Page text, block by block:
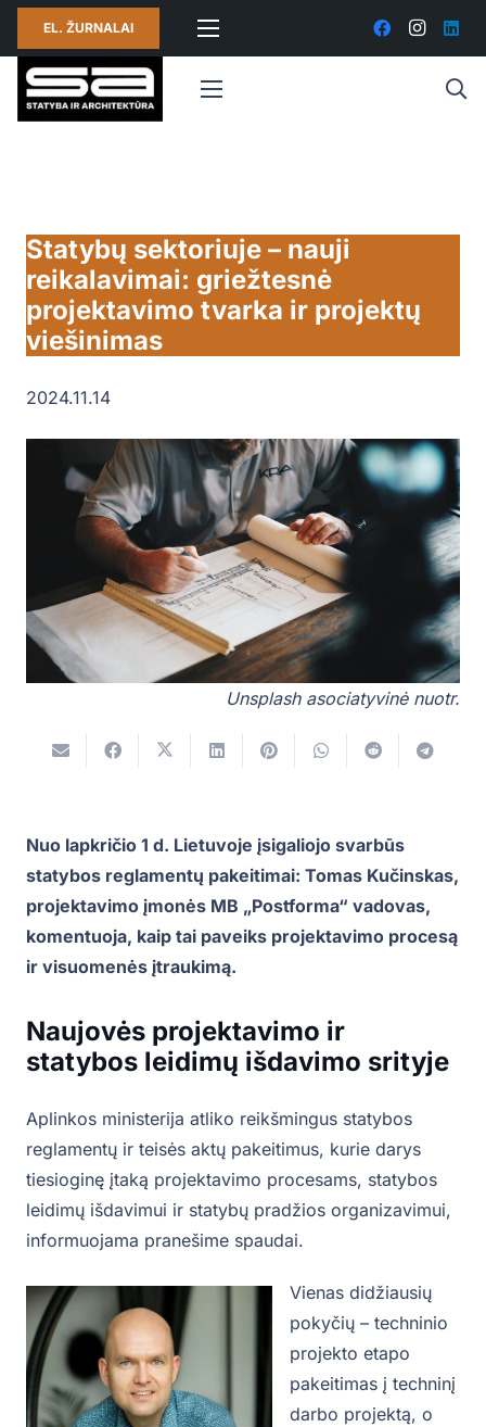
EL. ŽURNALAI
Statybų sektoriuje – nauji
reikalavimai: griežtesnė
projektavimo tvarka ir projektų
viešinimas
2024.11.14
Unsplash asociatyvinė nuotr.
Nuo lapkričio 1 d. Lietuvoje įsigaliojo svarbūs
statybos reglamentų pakeitimai: Tomas Kučinskas,
projektavimo įmonės MB „Postforma“ vadovas,
komentuoja, kaip tai paveiks projektavimo procesą
ir visuomenės įtraukimą.
Naujovės projektavimo ir
statybos leidimų išdavimo srityje
Aplinkos ministerija atliko reikšmingus statybos
reglamentų ir teisės aktų pakeitimus, kurie darys
tiesioginę įtaką projektavimo procesams, statybos
leidimų išdavimui ir statybų pradžios organizavimui,
informuojama pranešime spaudai.
Vienas didžiausių
pokyčių – techninio
projekto etapo
pakeitimas į techninį
darbo projektą, o